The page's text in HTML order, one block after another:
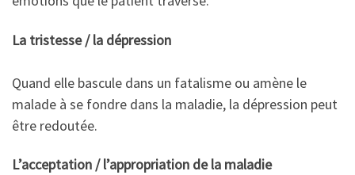
La tristesse / la dépression
Quand elle bascule dans un fatalisme ou amène le
malade à se fondre dans la maladie, la dépression peut
être redoutée.
L’acceptation / l’appropriation de la maladie